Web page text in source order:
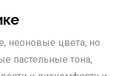
неоновые цвета, но
пастельные тона,